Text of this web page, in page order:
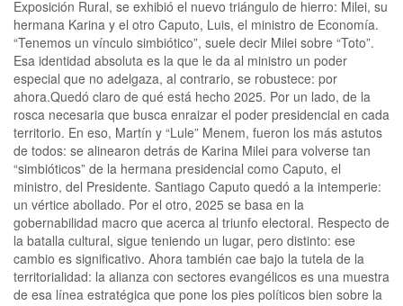
Exposición Rural, se exhibió el nuevo triángulo de hierro: Milei, su
hermana Karina y el otro Caputo, Luis, el ministro de Economía.
“Tenemos un vínculo simbiótico”, suele decir Milei sobre “Toto”.
Esa identidad absoluta es la que le da al ministro un poder
especial que no adelgaza, al contrario, se robustece: por
ahora.Quedó claro de qué está hecho 2025. Por un lado, de la
rosca necesaria que busca enraizar el poder presidencial en cada
territorio. En eso, Martín y “Lule” Menem, fueron los más astutos
de todos: se alinearon detrás de Karina Milei para volverse tan
“simbióticos” de la hermana presidencial como Caputo, el
ministro, del Presidente. Santiago Caputo quedó a la intemperie:
un vértice abollado. Por el otro, 2025 se basa en la
gobernabilidad macro que acerca al triunfo electoral. Respecto de
la batalla cultural, sigue teniendo un lugar, pero distinto: ese
cambio es significativo. Ahora también cae bajo la tutela de la
territorialidad: la alianza con sectores evangélicos es una muestra
de esa línea estratégica que pone los pies políticos bien sobre la